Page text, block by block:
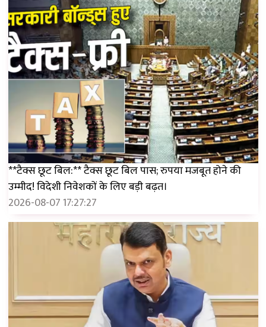
**टैक्स छूट बिल:** टैक्स छूट बिल पास; रुपया मजबूत होने की
उम्मीद! विदेशी निवेशकों के लिए बड़ी बढ़त।
2026-08-07 17:27:27